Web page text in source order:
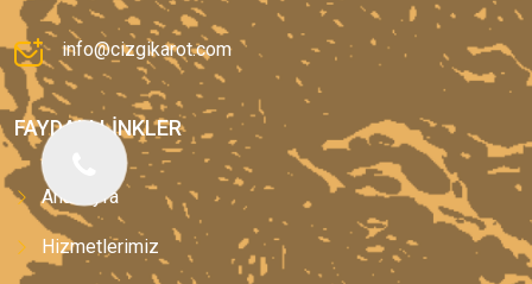
info@cizgikarot.com
FAYDALI LINKLER
Anasayfa
Hizmetlerimiz